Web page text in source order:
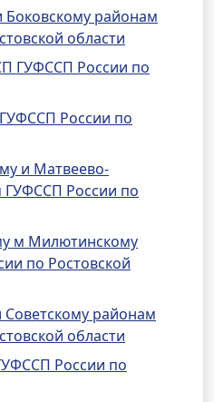
районам
области
ГУФССП России по
России по
и Матвеево-
ГУФССП России по
м Милютинскому
по Ростовской
районам
области
России по